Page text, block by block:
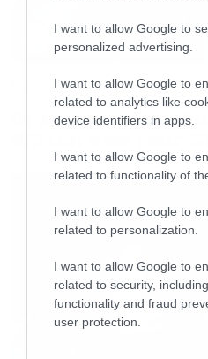
I want to allow Google to
personalized advertising.
I want to allow Google to
related to analytics like
device identifiers in apps.
I want to allow Google to
related to functionality of
I want to allow Google to
related to personalization.
I want to allow Google to
related to security,
functionality and fraud
user protection.
Οι λόγοι της